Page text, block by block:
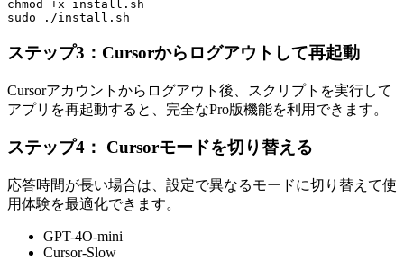
chmod +x install.sh
ステップ3：Cursorからログアウトして再起動
Cursorアカウントからログアウト後、スクリプトを実行して
アプリを再起動すると、完全なPro版機能を利用できます。
ステップ4： Cursorモードを切り替える
応答時間が長い場合は、設定で異なるモードに切り替えて使
用体験を最適化できます。
GPT-4O-mini
Cursor-Slow